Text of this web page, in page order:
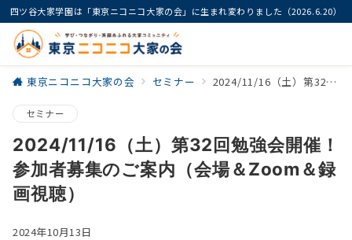
四ツ谷大家学園は「東京ニコニコ大家の会」に生まれ変わりました（2026.6.20）
東京ニコニコ大家の会 セミナー 2024/11/16（土）第32回勉強会開催！参加者募集のご案内（会場＆Zoom＆録画視聴）
セミナー
2024/11/16（土）第32回勉強会開催！
参加者募集のご案内（会場＆Zoom＆録
画視聴）
2024年10月13日